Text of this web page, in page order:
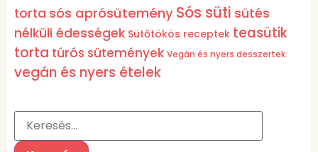
torta sós aprósütemény Sós süti sütés
nélküli édességek Sütőtökös receptek teasütik
torta túrós sütemények Vegán és nyers desszertek
vegán és nyers ételek